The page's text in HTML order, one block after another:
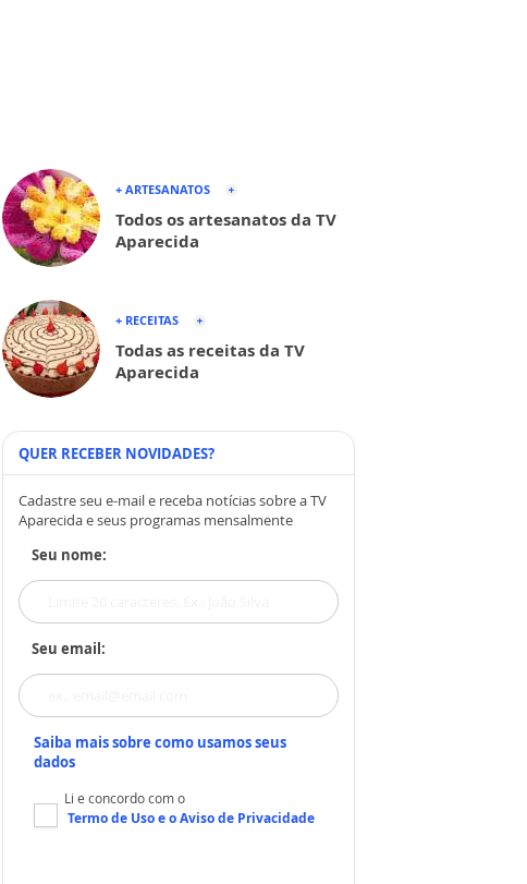
+ ARTESANATOS
Todos os artesanatos da TV
Aparecida
+ RECEITAS
Todas as receitas da TV
Aparecida
QUER RECEBER NOVIDADES?
Cadastre seu e-mail e receba notícias sobre a TV
Aparecida e seus programas mensalmente
Seu nome:
Seu email:
Saiba mais sobre como usamos seus
dados
Li e concordo com o
Termo de Usoe oAviso de Privacidade